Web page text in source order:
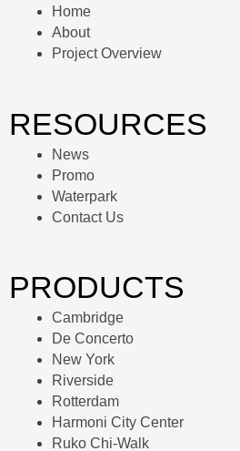
Home
About
Project Overview
RESOURCES
News
Promo
Waterpark
Contact Us
PRODUCTS
Cambridge
De Concerto
New York
Riverside
Rotterdam
Harmoni City Center
Ruko Chi-Walk